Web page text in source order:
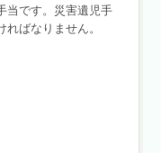
当です。災害遺児手
ばなりません。